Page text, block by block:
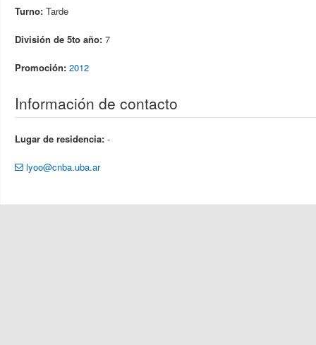
Turno: Tarde
División de 5to año: 7
Promoción: 2012
Información de contacto
Lugar de residencia: -
lyoo@cnba.uba.ar